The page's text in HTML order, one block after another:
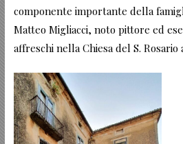
componente importante della
Matteo Migliacci, noto pittore ed
affreschi nella Chiesa del S. Rosario